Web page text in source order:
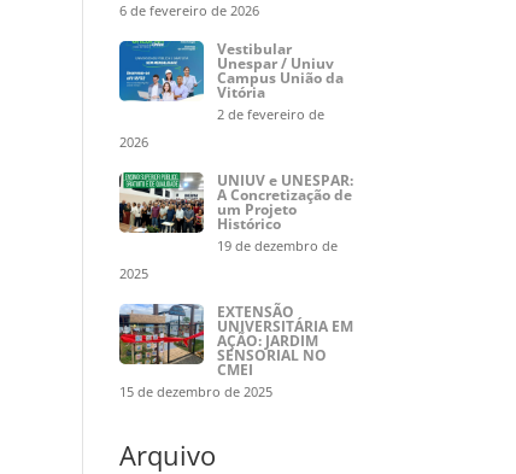
6 de fevereiro de 2026
Vestibular
Unespar / Uniuv
Campus União da
Vitória
2 de fevereiro de
2026
UNIUV e UNESPAR:
A Concretização de
um Projeto
Histórico
19 de dezembro de
2025
EXTENSÃO
UNIVERSITÁRIA EM
AÇÃO: JARDIM
SENSORIAL NO
CMEI
15 de dezembro de 2025
Arquivo